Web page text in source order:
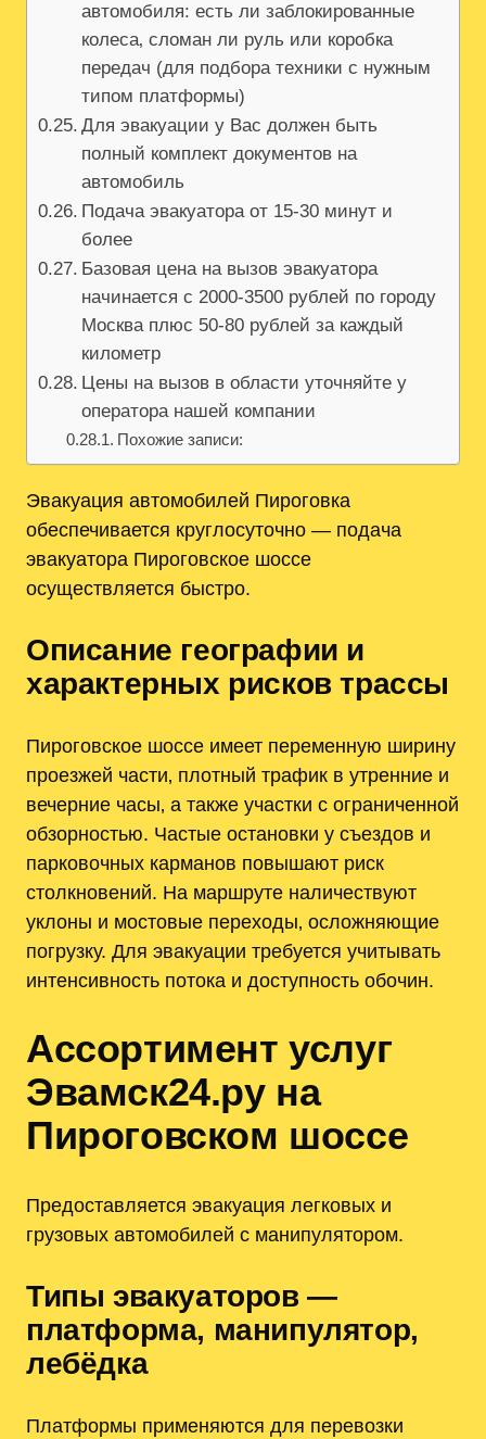
автомобиля: есть ли заблокированные
колеса‚ сломан ли руль или коробка
передач (для подбора техники с нужным
типом платформы)
Для эвакуации у Вас должен быть
полный комплект документов на
автомобиль
Подача эвакуатора от 15-30 минут и
более
Базовая цена на вызов эвакуатора
начинается с 2000-3500 рублей по городу
Москва плюс 50-80 рублей за каждый
километр
Цены на вызов в области уточняйте у
оператора нашей компании
Похожие записи:
Эвакуация автомобилей Пироговка
обеспечивается круглосуточно — подача
эвакуатора Пироговское шоссе
осуществляется быстро.
Описание географии и
характерных рисков трассы
Пироговское шоссе имеет переменную ширину
проезжей части‚ плотный трафик в утренние и
вечерние часы‚ а также участки с ограниченной
обзорностью. Частые остановки у съездов и
парковочных карманов повышают риск
столкновений. На маршруте наличествуют
уклоны и мостовые переходы‚ осложняющие
погрузку. Для эвакуации требуется учитывать
интенсивность потока и доступность обочин.
Ассортимент услуг
Эвамск24.ру на
Пироговском шоссе
Предоставляется эвакуация легковых и
грузовых автомобилей с манипулятором.
Типы эвакуаторов —
платформа‚ манипулятор‚
лебёдка
Платформы применяются для перевозки